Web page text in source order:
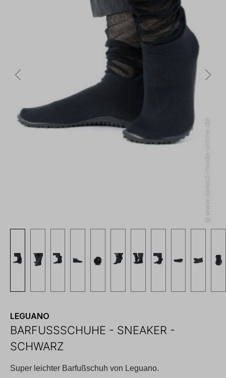
LEGUANO
BARFUSSSCHUHE - SNEAKER - S
CHWARZ
Super leichter Barfußschuh von Leguano.